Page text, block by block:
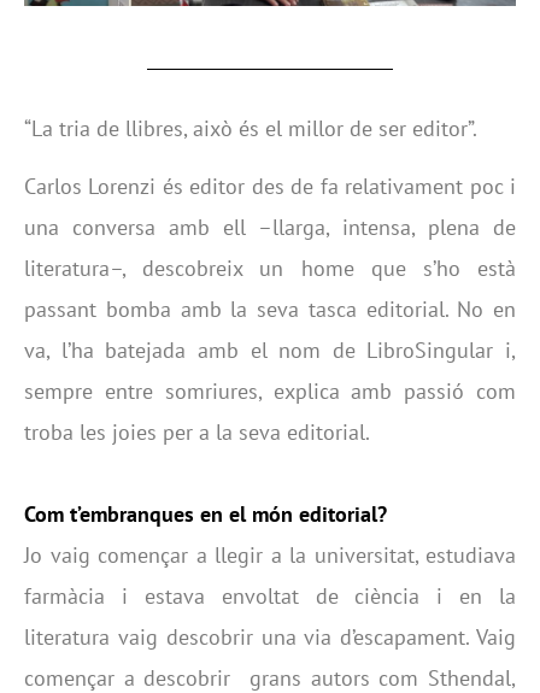
“La tria de llibres, això és el millor de ser editor”.
Carlos Lorenzi és editor des de fa relativament poc i
una conversa amb ell –llarga, intensa, plena de
literatura–, descobreix un home que s’ho està
passant bomba amb la seva tasca editorial. No en
va, l’ha batejada amb el nom de LibroSingular i,
sempre entre somriures, explica amb passió com
troba les joies per a la seva editorial.
Com t’embranques en el món editorial?
Jo vaig començar a llegir a la universitat, estudiava
farmàcia i estava envoltat de ciència i en la
literatura vaig descobrir una via d’escapament. Vaig
començar a descobrir grans autors com Sthendal,